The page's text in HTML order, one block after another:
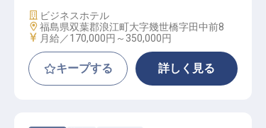
施設業態
ビジネスホテル
勤務地
福島県双葉郡浪江町大字幾世橋字田中前8
給与
月給／170,000円～ 350,000円
キープする 詳しく見る